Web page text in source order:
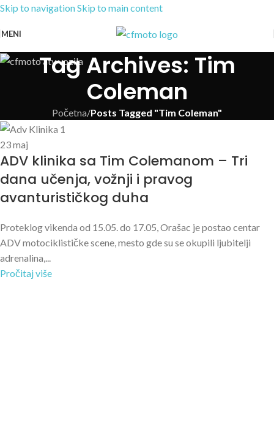
Skip to navigationSkip to main content
MENI
Tag Archives: Tim
Coleman
Početna/Posts Tagged "Tim Coleman"
23maj
ADV klinika sa Tim Colemanom – Tri
dana učenja, vožnji i pravog
avanturističkog duha
Proteklog vikenda od 15.05. do 17.05, Orašac je postao centar
ADV motociklističke scene, mesto gde su se okupili ljubitelji
adrenalina,...
Pročitaj više